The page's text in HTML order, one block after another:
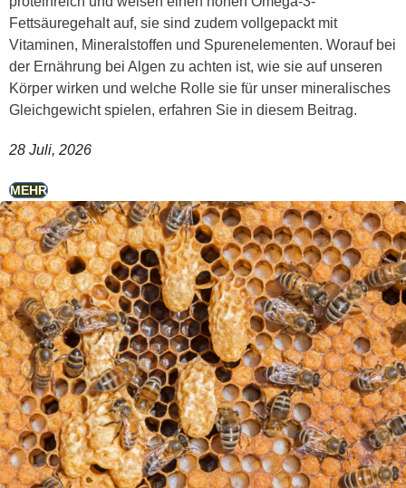
Fettsäuregehalt auf, sie sind zudem vollgepackt mit
Vitaminen, Mineralstoffen und Spurenelementen. Worauf bei
der Ernährung bei Algen zu achten ist, wie sie auf unseren
Körper wirken und welche Rolle sie für unser mineralisches
Gleichgewicht spielen, erfahren Sie in diesem Beitrag.
28 Juli, 2026
MEHR